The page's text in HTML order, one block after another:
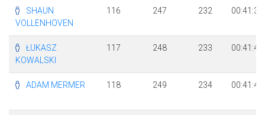
SHAUN
VOLLENHOVEN
116 247 232 00:41:39
ŁUKASZ
KOWALSKI
117 248 233 00:41:40
ADAM MERMER 118 249 234 00:41:43